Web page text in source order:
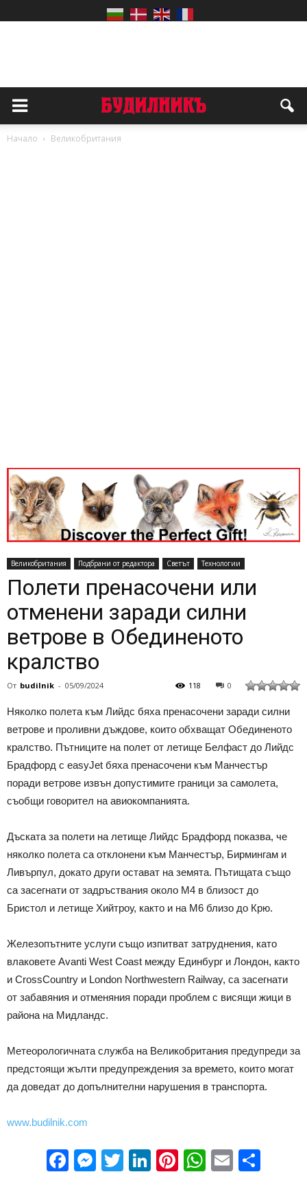
Начало Великобритания
Великобритания Подбрани от редактора Светът Технологии
Полети пренасочени или
отменени заради силни
ветрове в Обединеното
кралство
От budilnik - 05/09/2024 0
118
Няколко полета към Лийдс бяха пренасочени заради силни
ветрове и проливни дъждове, които обхващат Обединеното
кралство. Пътниците на полет от летище Белфаст до Лийдс
Брадфорд с easyJet бяха пренасочени към Манчестър
поради ветрове извън допустимите граници за самолета,
съобщи говорител на авиокомпанията.
Дъската за полети на летище Лийдс Брадфорд показва, че
няколко полета са отклонени към Манчестър, Бирмингам и
Ливърпул, докато други остават на земята. Пътищата също
са засегнати от задръствания около M4 в близост до
Бристол и летище Хийтроу, както и на M6 близо до Крю.
Железопътните услуги също изпитват затруднения, като
влаковете Avanti West Coast между Единбург и Лондон, както
и CrossCountry и London Northwestern Railway, са засегнати
от забавяния и отменяния поради проблем с висящи жици в
района на Мидландс.
Метеорологичната служба на Великобритания предупреди за
предстоящи жълти предупреждения за времето, които могат
да доведат до допълнителни нарушения в транспорта.
www.budilnik.com
Facebook
Messenger
Twitter
LinkedIn
Pinterest
WhatsApp
Email